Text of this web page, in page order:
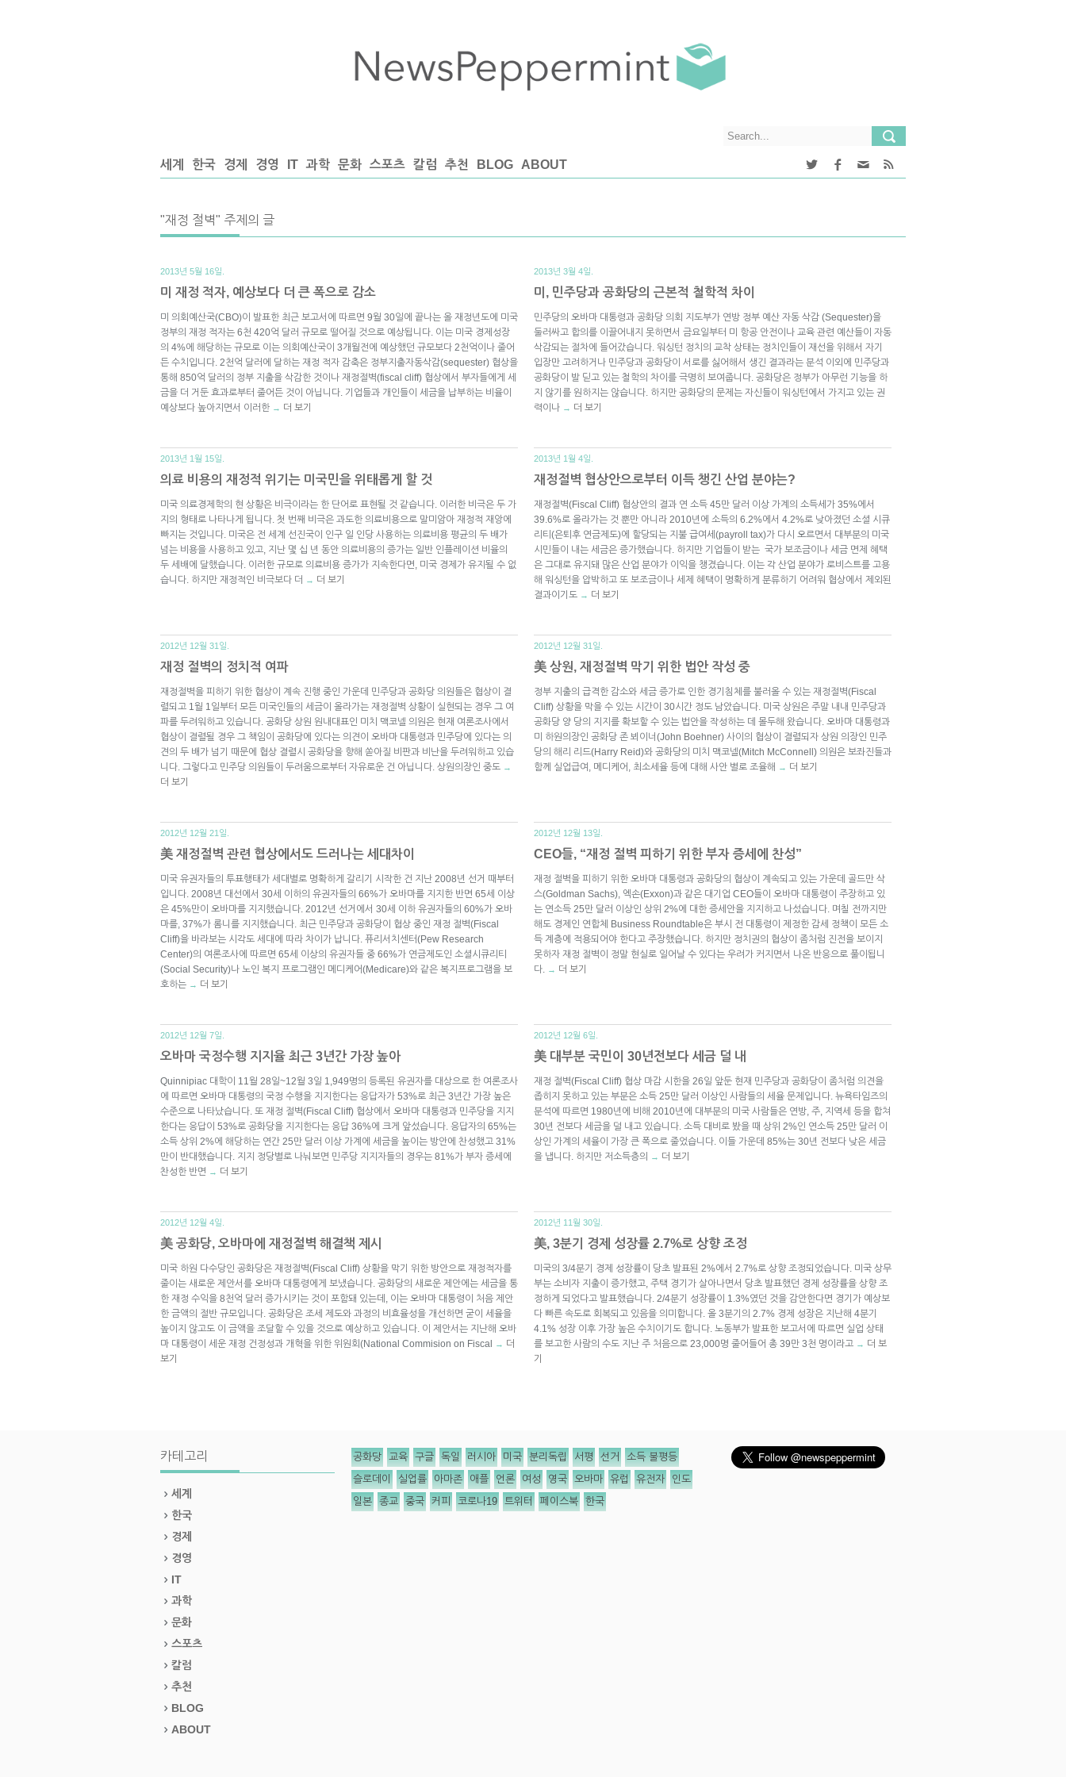
세계 한국 경제 경영 IT 과학 문화 스포츠 칼럼 추천 BLOG ABOUT
"재정 절벽" 주제의 글
2013년 5월 16일.
미 재정 적자, 예상보다 더 큰 폭으로 감소
미 의회예산국(CBO)이 발표한 최근 보고서에 따르면 9월 30일에 끝나는 올 재정년도에 미국
정부의 재정 적자는 6천 420억 달러 규모로 떨어질 것으로 예상됩니다. 이는 미국 경제성장
의 4%에 해당하는 규모로 이는 의회예산국이 3개월전에 예상했던 규모보다 2천억이나 줄어
든 수치입니다. 2천억 달러에 달하는 재정 적자 감축은 정부지출자동삭감(sequester) 협상을
통해 850억 달러의 정부 지출을 삭감한 것이나 재정절벽(fiscal cliff) 협상에서 부자들에게 세
금을 더 거둔 효과로부터 줄어든 것이 아닙니다. 기업들과 개인들이 세금을 납부하는 비율이
예상보다 높아지면서 이러한 → 더 보기
2013년 3월 4일.
미, 민주당과 공화당의 근본적 철학적 차이
민주당의 오바마 대통령과 공화당 의회 지도부가 연방 정부 예산 자동 삭감 (Sequester)을
둘러싸고 합의를 이끌어내지 못하면서 금요일부터 미 항공 안전이나 교육 관련 예산들이 자동
삭감되는 절차에 들어갔습니다. 워싱턴 정치의 교착 상태는 정치인들이 재선을 위해서 자기
입장만 고려하거나 민주당과 공화당이 서로를 싫어해서 생긴 결과라는 분석 이외에 민주당과
공화당이 발 딛고 있는 철학의 차이를 극명히 보여줍니다. 공화당은 정부가 아무런 기능을 하
지 않기를 원하지는 않습니다. 하지만 공화당의 문제는 자신들이 워싱턴에서 가지고 있는 권
력이나 → 더 보기
2013년 1월 15일.
의료 비용의 재정적 위기는 미국민을 위태롭게 할 것
미국 의료경제학의 현 상황은 비극이라는 한 단어로 표현될 것 같습니다. 이러한 비극은 두 가
지의 형태로 나타나게 됩니다. 첫 번째 비극은 과도한 의료비용으로 말미암아 재정적 재앙에
빠지는 것입니다. 미국은 전 세계 선진국이 인구 일 인당 사용하는 의료비용 평균의 두 배가
넘는 비용을 사용하고 있고, 지난 몇 십 년 동안 의료비용의 증가는 일반 인플레이션 비율의
두 세배에 달했습니다. 이러한 규모로 의료비용 증가가 지속한다면, 미국 경제가 유지될 수 없
습니다. 하지만 재정적인 비극보다 더 → 더 보기
2013년 1월 4일.
재정절벽 협상안으로부터 이득 챙긴 산업 분야는?
재정절벽(Fiscal Cliff) 협상안의 결과 연 소득 45만 달러 이상 가계의 소득세가 35%에서
39.6%로 올라가는 것 뿐만 아니라 2010년에 소득의 6.2%에서 4.2%로 낮아졌던 소셜 시큐
리티(은퇴후 연금제도)에 할당되는 지불 급여세(payroll tax)가 다시 오르면서 대부분의 미국
시민들이 내는 세금은 증가했습니다. 하지만 기업들이 받는 국가 보조금이나 세금 면제 혜택
은 그대로 유지돼 많은 산업 분야가 이익을 챙겼습니다. 이는 각 산업 분야가 로비스트를 고용
해 워싱턴을 압박하고 또 보조금이나 세제 혜택이 명확하게 분류하기 어려워 협상에서 제외된
결과이기도 → 더 보기
2012년 12월 31일.
재정 절벽의 정치적 여파
재정절벽을 피하기 위한 협상이 계속 진행 중인 가운데 민주당과 공화당 의원들은 협상이 결
렬되고 1월 1일부터 모든 미국인들의 세금이 올라가는 재정절벽 상황이 실현되는 경우 그 여
파를 두려워하고 있습니다. 공화당 상원 원내대표인 미치 맥코넬 의원은 현재 여론조사에서
협상이 결렬될 경우 그 책임이 공화당에 있다는 의견이 오바마 대통령과 민주당에 있다는 의
견의 두 배가 넘기 때문에 협상 결렬시 공화당을 향해 쏟아질 비판과 비난을 두려워하고 있습
니다. 그렇다고 민주당 의원들이 두려움으로부터 자유로운 건 아닙니다. 상원의장인 중도 →
더 보기
2012년 12월 31일.
美 상원, 재정절벽 막기 위한 법안 작성 중
정부 지출의 급격한 감소와 세금 증가로 인한 경기침체를 불러올 수 있는 재정절벽(Fiscal
Cliff) 상황을 막을 수 있는 시간이 30시간 정도 남았습니다. 미국 상원은 주말 내내 민주당과
공화당 양 당의 지지를 확보할 수 있는 법안을 작성하는 데 몰두해 왔습니다. 오바마 대통령과
미 하원의장인 공화당 존 뵈이너(John Boehner) 사이의 협상이 결렬되자 상원 의장인 민주
당의 해리 리드(Harry Reid)와 공화당의 미치 맥코넬(Mitch McConnell) 의원은 보좌진들과
함께 실업급여, 메디케어, 최소세율 등에 대해 사안 별로 조율해 → 더 보기
2012년 12월 21일.
美 재정절벽 관련 협상에서도 드러나는 세대차이
미국 유권자들의 투표행태가 세대별로 명확하게 갈리기 시작한 건 지난 2008년 선거 때부터
입니다. 2008년 대선에서 30세 이하의 유권자들의 66%가 오바마를 지지한 반면 65세 이상
은 45%만이 오바마를 지지했습니다. 2012년 선거에서 30세 이하 유권자들의 60%가 오바
마를, 37%가 롬니를 지지했습니다. 최근 민주당과 공화당이 협상 중인 재정 절벽(Fiscal
Cliff)을 바라보는 시각도 세대에 따라 차이가 납니다. 퓨리서치센터(Pew Research
Center)의 여론조사에 따르면 65세 이상의 유권자들 중 66%가 연금제도인 소셜시큐리티
(Social Security)나 노인 복지 프로그램인 메디케어(Medicare)와 같은 복지프로그램을 보
호하는 → 더 보기
2012년 12월 13일.
CEO들, “재정 절벽 피하기 위한 부자 증세에 찬성”
재정 절벽을 피하기 위한 오바마 대통령과 공화당의 협상이 계속되고 있는 가운데 골드만 삭
스(Goldman Sachs), 엑손(Exxon)과 같은 대기업 CEO들이 오바마 대통령이 주장하고 있
는 연소득 25만 달러 이상인 상위 2%에 대한 증세안을 지지하고 나섰습니다. 며칠 전까지만
해도 경제인 연합체 Business Roundtable은 부시 전 대통령이 제정한 감세 정책이 모든 소
득 계층에 적용되어야 한다고 주장했습니다. 하지만 정치권의 협상이 좀처럼 진전을 보이지
못하자 재정 절벽이 정말 현실로 일어날 수 있다는 우려가 커지면서 나온 반응으로 풀이됩니
다. → 더 보기
2012년 12월 7일.
오바마 국정수행 지지율 최근 3년간 가장 높아
Quinnipiac 대학이 11월 28일~12월 3일 1,949명의 등록된 유권자를 대상으로 한 여론조사
에 따르면 오바마 대통령의 국정 수행을 지지한다는 응답자가 53%로 최근 3년간 가장 높은
수준으로 나타났습니다. 또 재정 절벽(Fiscal Cliff) 협상에서 오바마 대통령과 민주당을 지지
한다는 응답이 53%로 공화당을 지지한다는 응답 36%에 크게 앞섰습니다. 응답자의 65%는
소득 상위 2%에 해당하는 연간 25만 달러 이상 가계에 세금을 높이는 방안에 찬성했고 31%
만이 반대했습니다. 지지 정당별로 나눠보면 민주당 지지자들의 경우는 81%가 부자 증세에
찬성한 반면 → 더 보기
2012년 12월 6일.
美 대부분 국민이 30년전보다 세금 덜 내
재정 절벽(Fiscal Cliff) 협상 마감 시한을 26일 앞둔 현재 민주당과 공화당이 좀처럼 의견을
좁히지 못하고 있는 부분은 소득 25만 달러 이상인 사람들의 세율 문제입니다. 뉴욕타임즈의
분석에 따르면 1980년에 비해 2010년에 대부분의 미국 사람들은 연방, 주, 지역세 등을 합쳐
30년 전보다 세금을 덜 내고 있습니다. 소득 대비로 봤을 때 상위 2%인 연소득 25만 달러 이
상인 가계의 세율이 가장 큰 폭으로 줄었습니다. 이들 가운데 85%는 30년 전보다 낮은 세금
을 냅니다. 하지만 저소득층의
→ 더 보기
2012년 12월 4일.
美 공화당, 오바마에 재정절벽 해결책 제시
미국 하원 다수당인 공화당은 재정절벽(Fiscal Cliff) 상황을 막기 위한 방안으로 재정적자를
줄이는 새로운 제안서를 오바마 대통령에게 보냈습니다. 공화당의 새로운 제안에는 세금을 통
한 재정 수익을 8천억 달러 증가시키는 것이 포함돼 있는데, 이는 오바마 대통령이 처음 제안
한 금액의 절반 규모입니다. 공화당은 조세 제도와 과정의 비효율성을 개선하면 굳이 세율을
높이지 않고도 이 금액을 조달할 수 있을 것으로 예상하고 있습니다. 이 제안서는 지난해 오바
마 대통령이 세운 재정 건정성과 개혁을 위한 위원회(National Commision on Fiscal → 더
보기
2012년 11월 30일.
美, 3분기 경제 성장률 2.7%로 상향 조정
미국의 3/4분기 경제 성장률이 당초 발표된 2%에서 2.7%로 상향 조정되었습니다. 미국 상무
부는 소비자 지출이 증가했고, 주택 경기가 살아나면서 당초 발표했던 경제 성장률을 상향 조
정하게 되었다고 발표했습니다. 2/4분기 성장률이 1.3%였던 것을 감안한다면 경기가 예상보
다 빠른 속도로 회복되고 있음을 의미합니다. 올 3분기의 2.7% 경제 성장은 지난해 4분기
4.1% 성장 이후 가장 높은 수치이기도 합니다. 노동부가 발표한 보고서에 따르면 실업 상태
를 보고한 사람의 수도 지난 주 처음으로 23,000명 줄어들어 총 39만 3천 명이라고 → 더 보
기
카테고리
세계
한국
경제
경영
IT
과학
문화
스포츠
칼럼
추천
BLOG
ABOUT
공화당 교육 구글 독일 러시아 미국 분리독립 서평 선거 소득 불평등
슬로데이 실업률 아마존 애플 언론 여성 영국 오바마 유럽 유전자 인도
일본 종교 중국 커피 코로나19 트위터 페이스북 한국